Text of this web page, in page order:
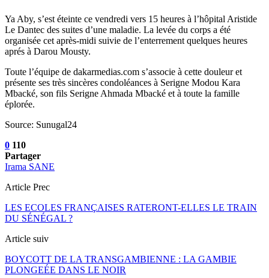
Ya Aby, s’est éteinte ce vendredi vers 15 heures à l’hôpital Aristide
Le Dantec des suites d’une maladie. La levée du corps a été
organisée cet après-midi suivie de l’enterrement quelques heures
aprés à Darou Mousty.
Toute l’équipe de dakarmedias.com s’associe à cette douleur et
présente ses très sincères condoléances à Serigne Modou Kara
Mbacké, son fils Serigne Ahmada Mbacké et à toute la famille
éplorée.
Source: Sunugal24
0 110
Partager
Irama SANE
Article Prec
LES ECOLES FRANÇAISES RATERONT-ELLES LE TRAIN
DU SÉNÉGAL ?
Article suiv
BOYCOTT DE LA TRANSGAMBIENNE : LA GAMBIE
PLONGEÉE DANS LE NOIR